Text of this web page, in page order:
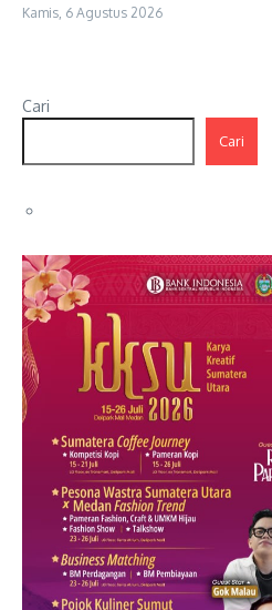
Kamis, 6 Agustus 2026
Cari
Cari